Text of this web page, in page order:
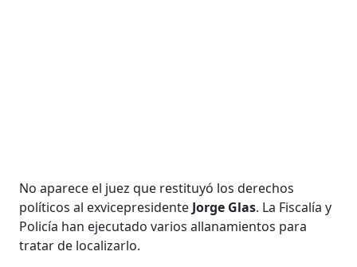
No aparece el juez que restituyó los derechos
políticos al exvicepresidente Jorge Glas. La Fiscalía y
Policía han ejecutado varios allanamientos para
tratar de localizarlo.